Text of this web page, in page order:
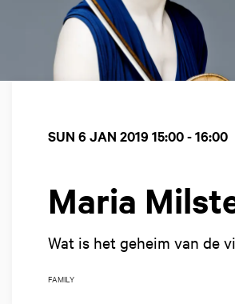
Maria
Wat is het geheim van de
SUN 6 JAN 2019 15:00 - 16:00
FAMILY